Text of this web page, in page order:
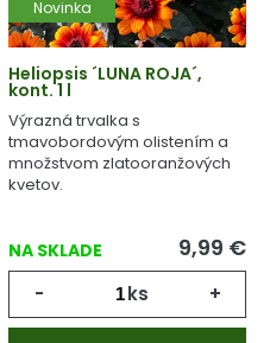
Novinka
Heliopsis ´LUNA ROJA´,
kont. 1 l
Výrazná trvalka s
tmavobordovým olistením a
množstvom zlatooranžových
kvetov.
NA SKLADE 9,99 €
- ks +